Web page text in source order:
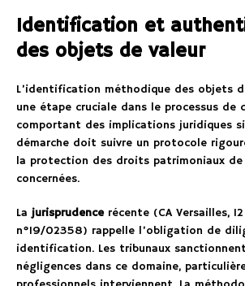
Identification et
des objets de valeur
L’identification méthodique des objets
une étape cruciale dans le processus de
comportant des implications juridiques
démarche doit suivre un protocole
la protection des droits patrimoniaux
concernées.
Lajurisprudencerécente (CA Versailles,
n°19/02358) rappelle l’obligation de
identification. Les tribunaux
négligences dans ce domaine,